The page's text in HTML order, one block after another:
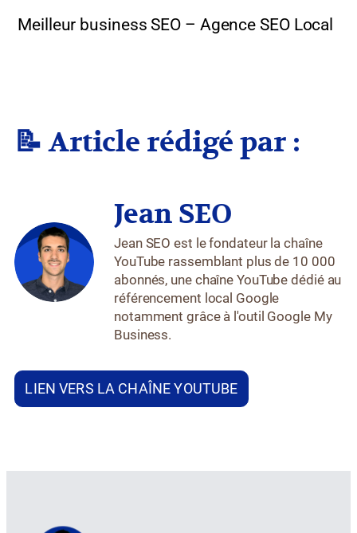
Meilleur business SEO – Agence SEO Local
📝 Article rédigé par :
Jean SEO
Jean SEO est le fondateur la chaîne
YouTube rassemblant plus de 10 000
abonnés, une chaîne YouTube dédié au
référencement local Google
notamment grâce à l'outil Google My
Business.
LIEN VERS LA CHAÎNE YOUTUBE